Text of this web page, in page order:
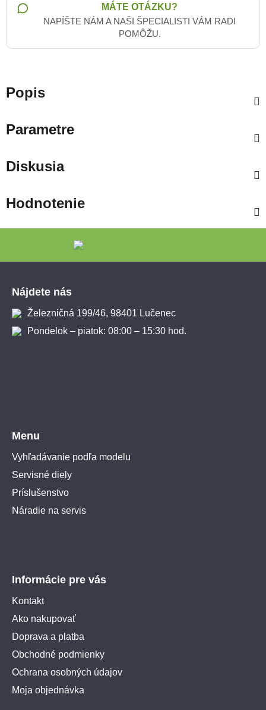
MÁTE OTÁZKU?
NAPÍŠTE NÁM A NAŠI ŠPECIALISTI VÁM RADI
POMÔŽU.
Popis
Parametre
Diskusia
Hodnotenie
Nájdete nás
Železničná 199/46, 98401 Lučenec
Pondelok – piatok: 08:00 – 15:30 hod.
Menu
Vyhľadávanie podľa modelu
Servisné diely
Príslušenstvo
Náradie na servis
Informácie pre vás
Kontakt
Ako nakupovať
Doprava a platba
Obchodné podmienky
Ochrana osobných údajov
Moja objednávka